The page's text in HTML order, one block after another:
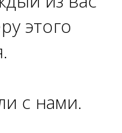
этого
с нами.